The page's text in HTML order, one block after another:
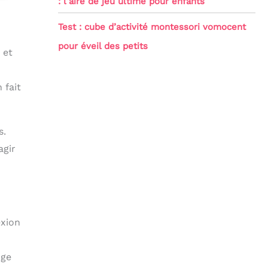
et
fait
Test : cube d’activité montessori vomocent
pour éveil des petits